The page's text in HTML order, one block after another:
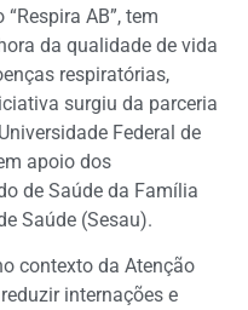
AB”, tem
da qualidade de vida
respiratórias,
surgiu da parceria
Federal de
apoio dos
de Saúde da Família
Saúde (Sesau).
contexto da Atenção
internações e